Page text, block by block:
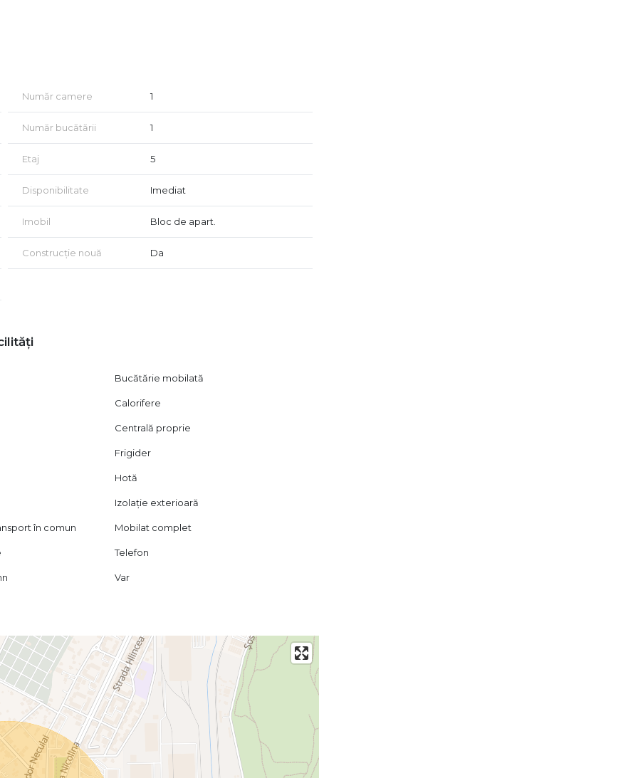
a necesita investiții suplimentare.
Număr camere 1
Număr bucătării 1
Etaj 5
Disponibilitate Imediat
Imobil Bloc de apart.
Construcție nouă Da
Bucătărie mobilată
Calorifere
Centrală proprie
Frigider
Hotă
Izolație exterioară
în comun Mobilat complet
Telefon
Var